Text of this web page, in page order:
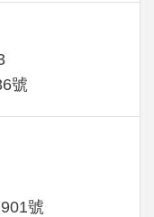
號
號